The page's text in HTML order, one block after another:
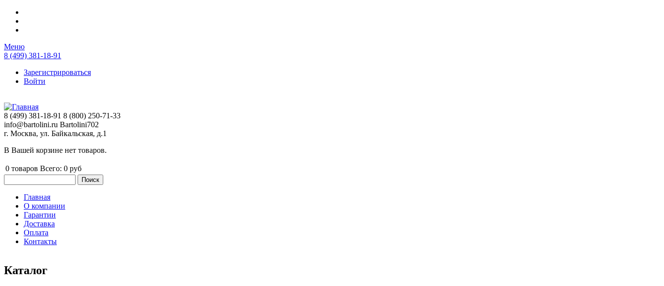
Перейти к основному содержанию
Меню
8 (499) 381-18-91
Зарегистрироваться
Войти
8 (499) 381-18-91 8 (800) 250-71-33
info@bartolini.ru Bartolini702
г. Москва, ул. Байкальская, д.1
В Вашей корзине нет товаров.
0 товаров Всего: 0 руб
Главное меню
Главная
О компании
Гарантии
Доставка
Оплата
Контакты
Каталог